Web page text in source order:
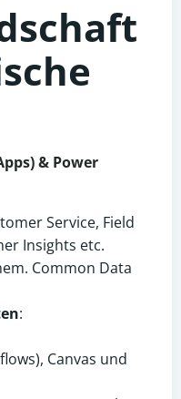
& Power
Service, Field
Insights etc.
Common Data
:
Canvas und